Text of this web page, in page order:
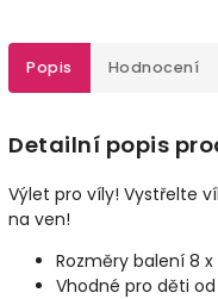
Popis Hodnocení
Detailní popis
Výlet pro víly! Vystřelte
na ven!
Rozměry balení 8
Vhodné pro děti